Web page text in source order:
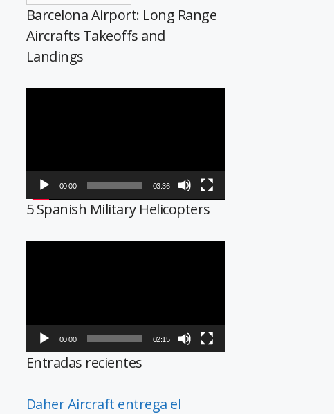
Barcelona Airport: Long Range
Aircrafts Takeoffs and
Landings
00:00 03:36
5 Spanish Military Helicopters
00:00 02:15
Entradas recientes
Daher Aircraft entrega el